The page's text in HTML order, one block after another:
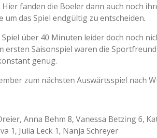
fanden die Boeler dann auch noch
das Spiel endgültig zu entscheiden.
über 40 Minuten leider doch noch
ersten Saisonspiel waren die
genug.
zum nächsten Auswärtsspiel nach
Anna Behm 8, Vanessa Betzing 6,
1, Julia Leck 1, Nanja Schreyer